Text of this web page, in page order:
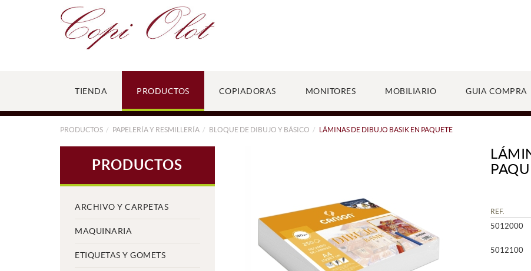
TIENDA PRODUCTOS COPIADORAS MONITORES MOBILIARIO GUIA COMPRA
PRODUCTOS PAPELERÍA Y RESMILLERÍA BLOQUE DE DIBUJO Y BÁSICO LÁMINAS DE DIBUJO BASIK EN PAQUETE
PRODUCTOS
ARCHIVO Y CARPETAS
MAQUINARIA
ETIQUETAS Y GOMETS
REF.
5012000
5012100